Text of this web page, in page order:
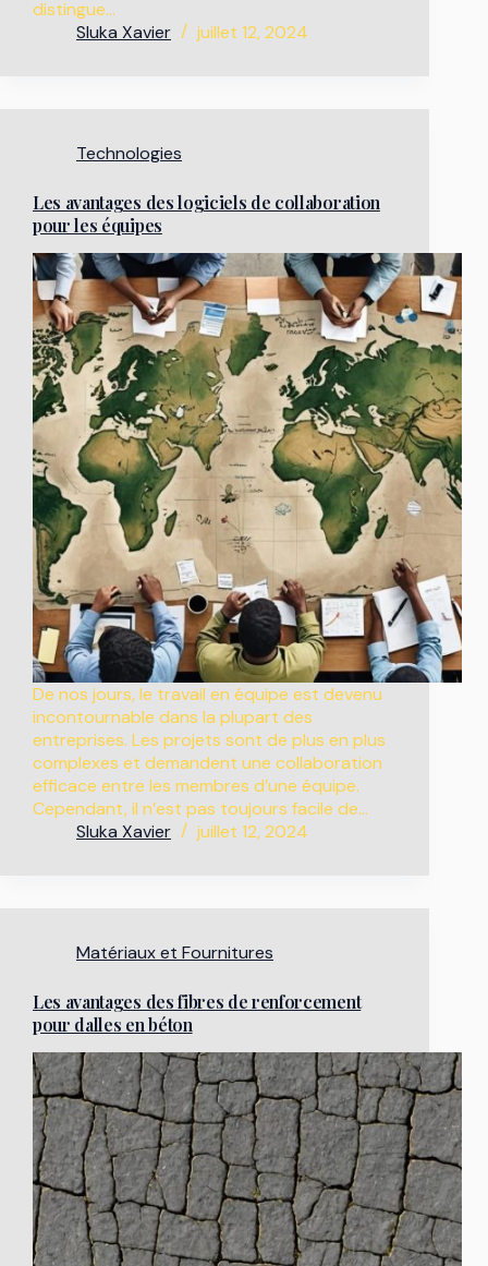
distingue…
Sluka Xavier
juillet 12, 2024
Technologies
Les avantages des logiciels de collaboration
pour les équipes
De nos jours, le travail en équipe est devenu
incontournable dans la plupart des
entreprises. Les projets sont de plus en plus
complexes et demandent une collaboration
efficace entre les membres d’une équipe.
Cependant, il n’est pas toujours facile de…
Sluka Xavier
juillet 12, 2024
Matériaux et Fournitures
Les avantages des fibres de renforcement
pour dalles en béton